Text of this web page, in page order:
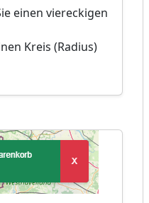
einen viereckigen
Kreis (Radius)